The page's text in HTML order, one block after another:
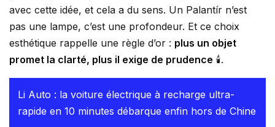
avec cette idée, et cela a du sens. Un Palantír n’est
pas une lampe, c’est une profondeur. Et ce choix
esthétique rappelle une règle d’or : plus un objet
promet la clarté, plus il exige de prudence 🕯️.
Li Auto : la voiture électrique à recharge ultra-
rapide en 10 minutes débarque enfin hors de Chine